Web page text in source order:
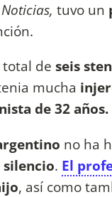
tuvo un
de seis
mucha
de 32 años.
no ha
silencio. El
, así como